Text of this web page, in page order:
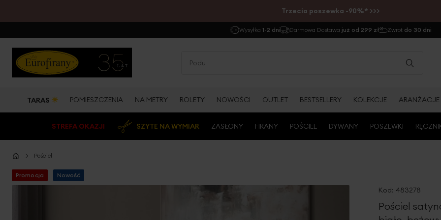
Trzecia poszewka -90%* >>>
Wysyłka 1-2 dni Darmowa Dostawa już od 299 zł Zwrot do 30 dni
TARAS ☀ POMIESZCZENIA NA METRY ROLETY NOWOŚCI OUTLET BESTSELLERY KOLEKCJE ARANŻACJE
STREFA OKAZJI SZYTE NA WYMIAR ZASŁONY FIRANY POŚCIEL DYWANY POSZEWKI
Pościel
Promocja Nowość
Kod: 483278
Pościel